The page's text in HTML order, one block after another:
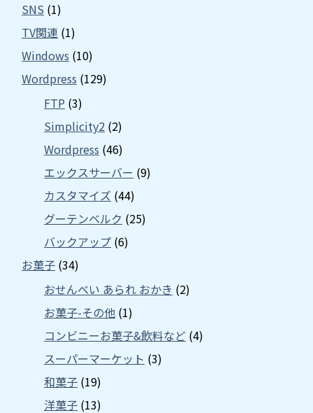
SNS (1)
TV関連 (1)
Windows (10)
Wordpress (129)
FTP (3)
Simplicity2 (2)
Wordpress (46)
エックスサーバー (9)
カスタマイズ (44)
グーテンベルク (25)
バックアップ (6)
お菓子 (34)
おせんべい あられ おかき (2)
お菓子-その他 (1)
コンビニーお菓子&飲料など (4)
スーパーマーケット (3)
和菓子 (19)
洋菓子 (13)